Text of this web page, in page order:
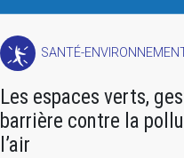
SANTÉ-
Les espaces verts,
barrière contre la
l’air